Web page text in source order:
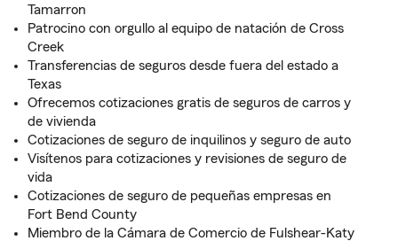
Tamarron
Patrocino con orgullo al equipo de natación de Cross
Creek
Transferencias de seguros desde fuera del estado a
Texas
Ofrecemos cotizaciones gratis de seguros de carros y
de vivienda
Cotizaciones de seguro de inquilinos y seguro de auto
Visítenos para cotizaciones y revisiones de seguro de
vida
Cotizaciones de seguro de pequeñas empresas en
Fort Bend County
Miembro de la Cámara de Comercio de Fulshear-Katy